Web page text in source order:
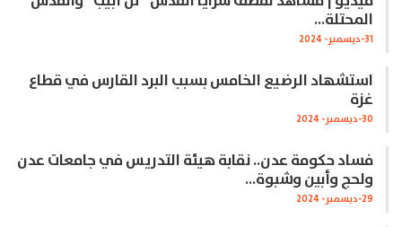
المحتلة…
31-ديسمبر- 2024
استشهاد الرضيع الخامس بسبب البرد القارس في قطاع
غزة
30-ديسمبر- 2024
فساد حكومة عدن.. نقابة هيئة التدريس في جامعات عدن
ولحج وأبين وشبوة…
29-ديسمبر- 2024